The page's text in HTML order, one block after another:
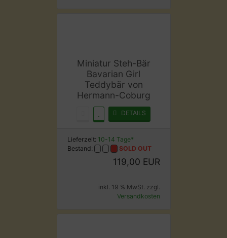
Miniatur Steh-Bär
Bavarian Girl
Teddybär von
Hermann-Coburg
DETAILS
Lieferzeit: 10-14 Tage*
Bestand:
SOLD OUT
119,00 EUR
inkl. 19 % MwSt. zzgl.
Versandkosten